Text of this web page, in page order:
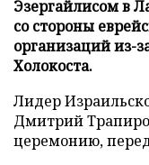
Эзергайлисом в
со стороны
организаций из-
Холокоста.
Лидер
Дмитрий
церемонию,